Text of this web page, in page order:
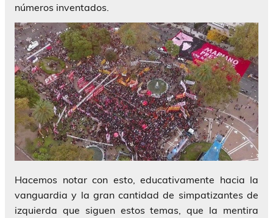
números inventados.
Hacemos notar con esto, educativamente hacia la
vanguardia y la gran cantidad de simpatizantes de
izquierda que siguen estos temas, que la mentira